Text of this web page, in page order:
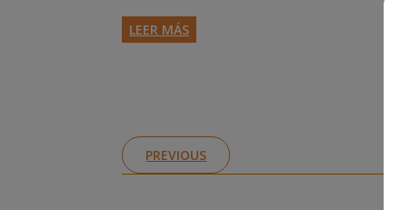
LEER MÁS
PREVIOUS